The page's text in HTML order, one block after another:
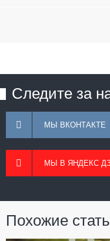
Следите за
МЫ ВКОНТАКТЕ
МЫ В ЯНДЕКС
Похожие